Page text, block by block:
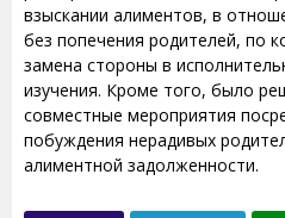
взыскании алиментов, в
без попечения родителей, по
замена стороны в
изучения. Кроме того, было
совместные мероприятия
побуждения нерадивых
алиментной задолженности.